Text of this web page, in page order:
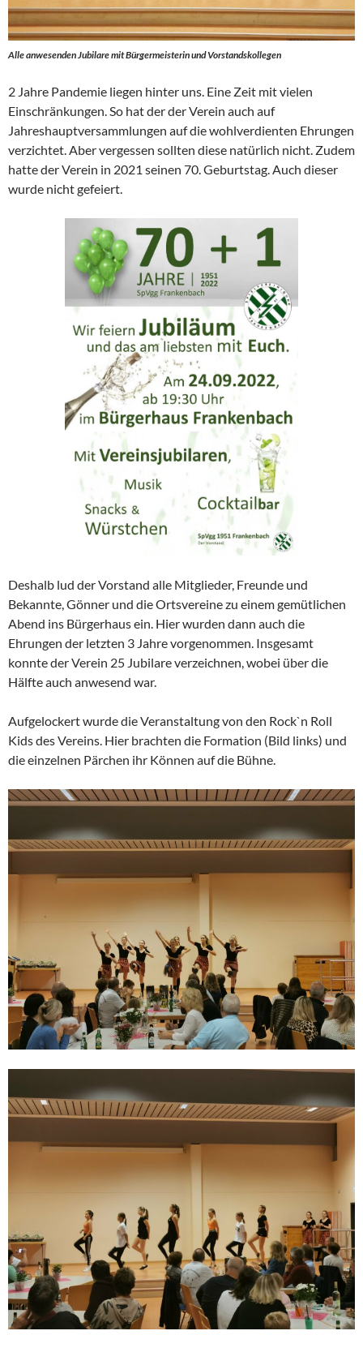
Alle anwesenden Jubilare mit Bürgermeisterin und Vorstandskollegen
2 Jahre Pandemie liegen hinter uns. Eine Zeit mit vielen
Einschränkungen. So hat der der Verein auch auf
Jahreshauptversammlungen auf die wohlverdienten Ehrungen
verzichtet. Aber vergessen sollten diese natürlich nicht. Zudem
hatte der Verein in 2021 seinen 70. Geburtstag. Auch dieser
wurde nicht gefeiert.
Deshalb lud der Vorstand alle Mitglieder, Freunde und
Bekannte, Gönner und die Ortsvereine zu einem gemütlichen
Abend ins Bürgerhaus ein. Hier wurden dann auch die
Ehrungen der letzten 3 Jahre vorgenommen. Insgesamt
konnte der Verein 25 Jubilare verzeichnen, wobei über die
Hälfte auch anwesend war.
Aufgelockert wurde die Veranstaltung von den Rock`n Roll
Kids des Vereins. Hier brachten die Formation (Bild links) und
die einzelnen Pärchen ihr Können auf die Bühne.